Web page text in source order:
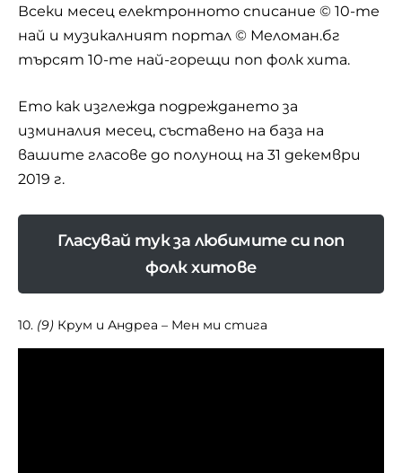
Всеки месец електронното списание © 10-те
най и музикалният портал © Меломан.бг
търсят 10-те най-горещи поп фолк хита.
Ето как изглежда подреждането за
изминалия месец, съставено на база на
вашите гласове до полунощ на 31 декември
2019 г.
Гласувай тук за любимите си поп
фолк хитове
10. (9) Крум и Андреа – Мен ми стига